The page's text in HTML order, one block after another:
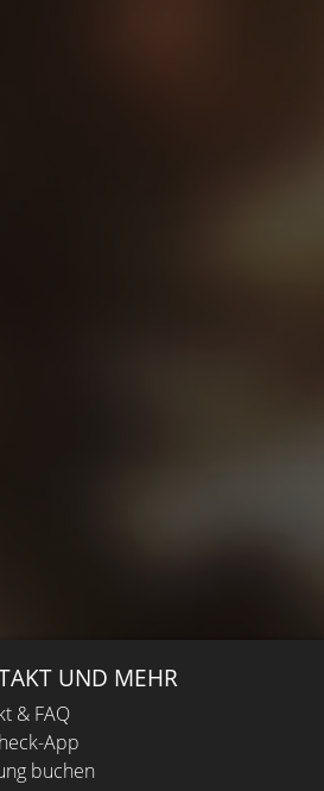
UND MEHR
& FAQ
App
buchen